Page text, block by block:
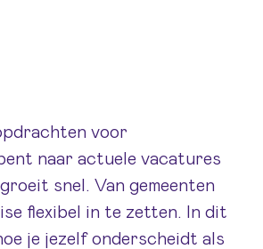
voor
naar actuele vacatures
snel. Van gemeenten
flexibel in te zetten. In dit
je jezelf onderscheidt als